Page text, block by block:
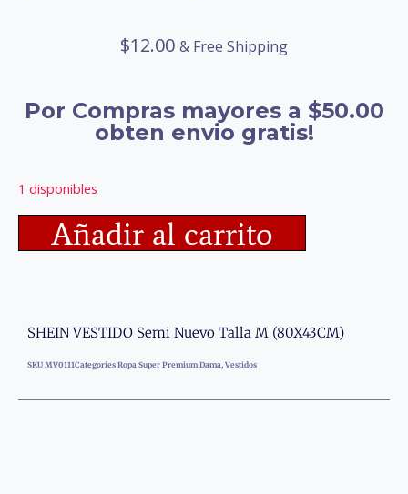
$12.00 & Free Shipping
Por Compras mayores a $50.00
obten envio gratis!
1 disponibles
Añadir al carrito
SHEIN VESTIDO Semi Nuevo Talla M (80X43CM)
SKU MV0111Categories Ropa Super Premium Dama, Vestidos